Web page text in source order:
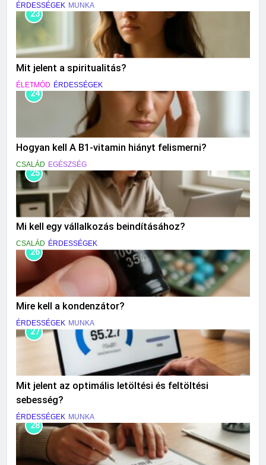
ÉRDESSÉGEK MUNKA
23
Mit jelent a spiritualitás?
ÉLETMÓD ÉRDESSÉGEK
24
Hogyan kell A B1-vitamin hiányt felismerni?
CSALÁD EGÉSZSÉG
25
Mi kell egy vállalkozás beindításához?
CSALÁD ÉRDESSÉGEK
26
Mire kell a kondenzátor?
ÉRDESSÉGEK MUNKA
27
Mit jelent az optimális letöltési és feltöltési
sebesség?
ÉRDESSÉGEK MUNKA
28